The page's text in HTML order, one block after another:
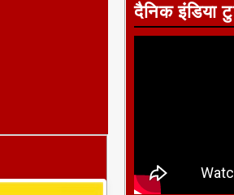
दैनिक इंडिया